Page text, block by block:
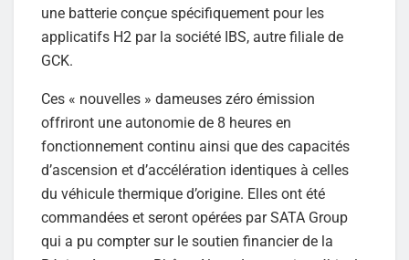
une batterie conçue spécifiquement pour les
applicatifs H2 par la société IBS, autre filiale de
GCK.
Ces « nouvelles » dameuses zéro émission
offriront une autonomie de 8 heures en
fonctionnement continu ainsi que des capacités
d’ascension et d’accélération identiques à celles
du véhicule thermique d’origine. Elles ont été
commandées et seront opérées par SATA Group
qui a pu compter sur le soutien financier de la